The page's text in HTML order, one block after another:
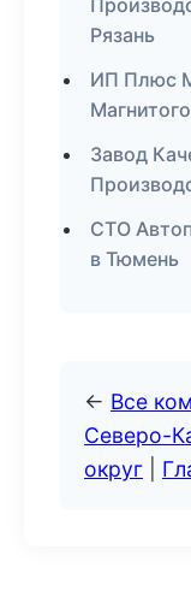
Рязань
ИП Плюс
Завод
СТО
в Тюмень
← Все
Северо-
округ